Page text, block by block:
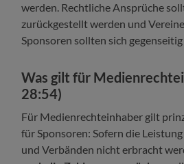
werden. Rechtliche Ansprüche
zurückgestellt werden und
Sponsoren sollten sich
Was gilt für
28:54)
Für Medienrechteinhaber gilt
für Sponsoren: Sofern die
und Verbänden nicht erbracht